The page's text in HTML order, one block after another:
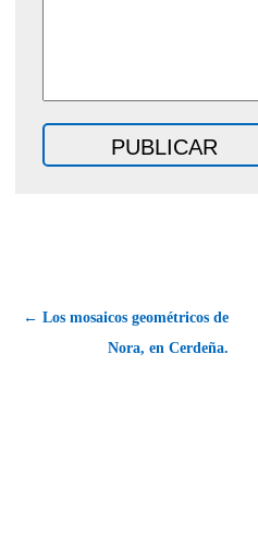
← Los mosaicos geométricos de
Nora, en Cerdeña.